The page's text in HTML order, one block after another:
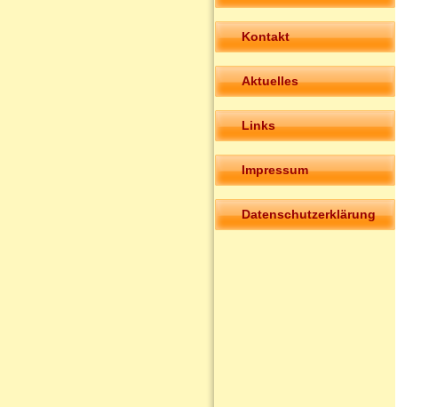
Kontakt
Aktuelles
Links
Impressum
Datenschutzerklärung